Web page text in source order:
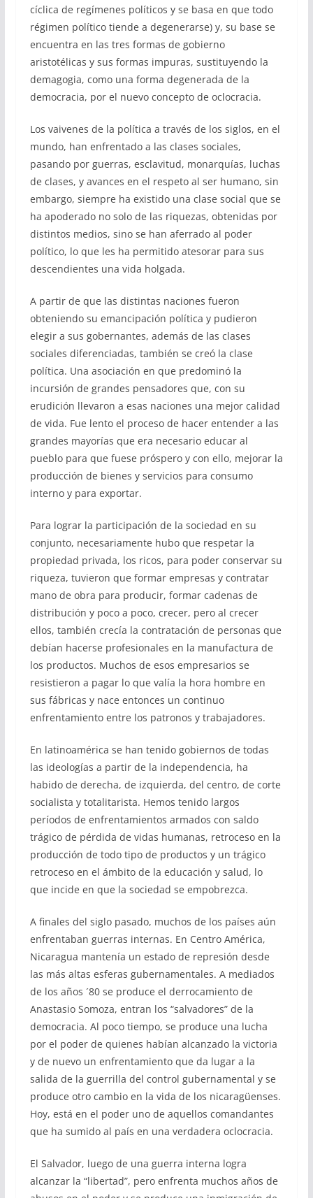
cíclica de regímenes políticos y se basa en que todo
régimen político tiende a degenerarse) y, su base se
encuentra en las tres formas de gobierno
aristotélicas y sus formas impuras, sustituyendo la
demagogia, como una forma degenerada de la
democracia, por el nuevo concepto de oclocracia.
Los vaivenes de la política a través de los siglos, en el
mundo, han enfrentado a las clases sociales,
pasando por guerras, esclavitud, monarquías, luchas
de clases, y avances en el respeto al ser humano, sin
embargo, siempre ha existido una clase social que se
ha apoderado no solo de las riquezas, obtenidas por
distintos medios, sino se han aferrado al poder
político, lo que les ha permitido atesorar para sus
descendientes una vida holgada.
A partir de que las distintas naciones fueron
obteniendo su emancipación política y pudieron
elegir a sus gobernantes, además de las clases
sociales diferenciadas, también se creó la clase
política. Una asociación en que predominó la
incursión de grandes pensadores que, con su
erudición llevaron a esas naciones una mejor calidad
de vida. Fue lento el proceso de hacer entender a las
grandes mayorías que era necesario educar al
pueblo para que fuese próspero y con ello, mejorar la
producción de bienes y servicios para consumo
interno y para exportar.
Para lograr la participación de la sociedad en su
conjunto, necesariamente hubo que respetar la
propiedad privada, los ricos, para poder conservar su
riqueza, tuvieron que formar empresas y contratar
mano de obra para producir, formar cadenas de
distribución y poco a poco, crecer, pero al crecer
ellos, también crecía la contratación de personas que
debían hacerse profesionales en la manufactura de
los productos. Muchos de esos empresarios se
resistieron a pagar lo que valía la hora hombre en
sus fábricas y nace entonces un continuo
enfrentamiento entre los patronos y trabajadores.
En latinoamérica se han tenido gobiernos de todas
las ideologías a partir de la independencia, ha
habido de derecha, de izquierda, del centro, de corte
socialista y totalitarista. Hemos tenido largos
períodos de enfrentamientos armados con saldo
trágico de pérdida de vidas humanas, retroceso en la
producción de todo tipo de productos y un trágico
retroceso en el ámbito de la educación y salud, lo
que incide en que la sociedad se empobrezca.
A finales del siglo pasado, muchos de los países aún
enfrentaban guerras internas. En Centro América,
Nicaragua mantenía un estado de represión desde
las más altas esferas gubernamentales. A mediados
de los años ´80 se produce el derrocamiento de
Anastasio Somoza, entran los “salvadores” de la
democracia. Al poco tiempo, se produce una lucha
por el poder de quienes habían alcanzado la victoria
y de nuevo un enfrentamiento que da lugar a la
salida de la guerrilla del control gubernamental y se
produce otro cambio en la vida de los nicaragüenses.
Hoy, está en el poder uno de aquellos comandantes
que ha sumido al país en una verdadera oclocracia.
El Salvador, luego de una guerra interna logra
alcanzar la “libertad”, pero enfrenta muchos años de